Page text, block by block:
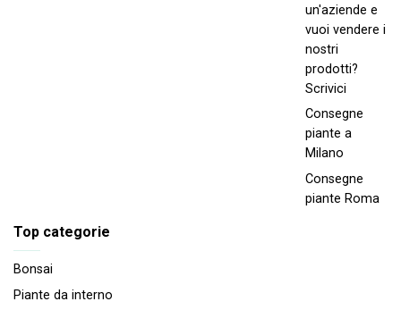
un'aziende e
vuoi vendere i
nostri
prodotti?
Scrivici
Consegne
piante a
Milano
Consegne
piante Roma
Top categorie
Bonsai
Piante da interno